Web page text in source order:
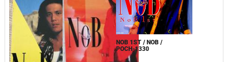
NOB 1ST / NOB /
POCH-1330